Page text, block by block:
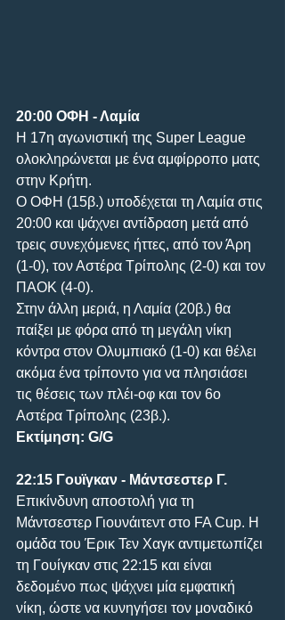
20:00 ΟΦΗ - Λαμία
Η 17η αγωνιστική της Super League
ολοκληρώνεται με ένα αμφίρροπο ματς
στην Κρήτη.
Ο ΟΦΗ (15β.) υποδέχεται τη Λαμία στις
20:00 και ψάχνει αντίδραση μετά από
τρεις συνεχόμενες ήττες, από τον Άρη
(1-0), τον Αστέρα Τρίπολης (2-0) και τον
ΠΑΟΚ (4-0).
Στην άλλη μεριά, η Λαμία (20β.) θα
παίξει με φόρα από τη μεγάλη νίκη
κόντρα στον Ολυμπιακό (1-0) και θέλει
ακόμα ένα τρίποντο για να πλησιάσει
τις θέσεις των πλέι-οφ και τον 6ο
Αστέρα Τρίπολης (23β.).
Εκτίμηση: G/G
22:15 Γουϊγκαν - Μάντσεστερ Γ.
Επικίνδυνη αποστολή για τη
Μάντσεστερ Γιουνάιτεντ στο FA Cup. Η
ομάδα του Έρικ Τεν Χαγκ αντιμετωπίζει
τη Γουίγκαν στις 22:15 και είναι
δεδομένο πως ψάχνει μία εμφατική
νίκη, ώστε να κυνηγήσει τον μοναδικό